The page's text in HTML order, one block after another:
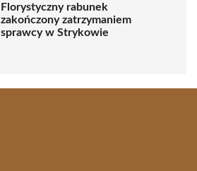
Florystyczny rabunek
zakończony zatrzymaniem
sprawcy w Strykowie